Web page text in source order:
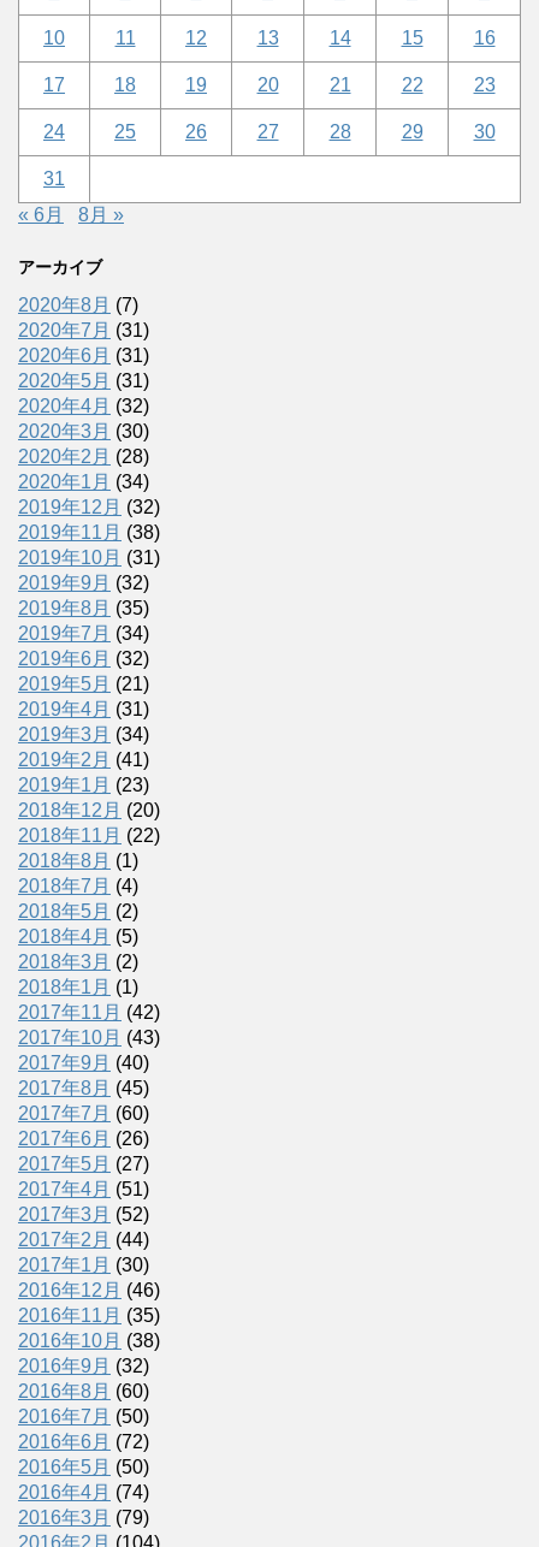
10 11 12 13 14 15 16
17 18 19 20 21 22 23
24 25 26 27 28 29 30
31
« 6月
8月 »
アーカイブ
2020年8月 (7)
2020年7月 (31)
2020年6月 (31)
2020年5月 (31)
2020年4月 (32)
2020年3月 (30)
2020年2月 (28)
2020年1月 (34)
2019年12月 (32)
2019年11月 (38)
2019年10月 (31)
2019年9月 (32)
2019年8月 (35)
2019年7月 (34)
2019年6月 (32)
2019年5月 (21)
2019年4月 (31)
2019年3月 (34)
2019年2月 (41)
2019年1月 (23)
2018年12月 (20)
2018年11月 (22)
2018年8月 (1)
2018年7月 (4)
2018年5月 (2)
2018年4月 (5)
2018年3月 (2)
2018年1月 (1)
2017年11月 (42)
2017年10月 (43)
2017年9月 (40)
2017年8月 (45)
2017年7月 (60)
2017年6月 (26)
2017年5月 (27)
2017年4月 (51)
2017年3月 (52)
2017年2月 (44)
2017年1月 (30)
2016年12月 (46)
2016年11月 (35)
2016年10月 (38)
2016年9月 (32)
2016年8月 (60)
2016年7月 (50)
2016年6月 (72)
2016年5月 (50)
2016年4月 (74)
2016年3月 (79)
2016年2月 (104)